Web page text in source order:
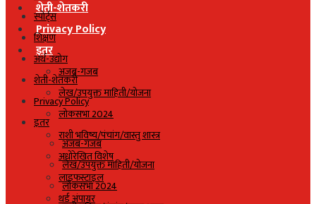
शेती-शेतकरी
Privacy Policy
इतर
अजब-गजब
लेख/उपयुक्त माहिती/योजना
लोकसभा 2024
राशी भविष्य/पंचांग/वास्तु शास्त्र
अधोरेखित विशेष
लाइफस्टाइल
थर्ड अंपायर
स्पोर्ट्स
शिक्षण
अर्थ-उद्योग
शेती-शेतकरी
Privacy Policy
इतर
अजब-गजब
लेख/उपयुक्त माहिती/योजना
लोकसभा 2024